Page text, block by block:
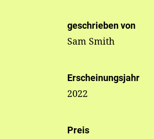
geschrieben von
Sam Smith
Erscheinungsjahr
2022
Preis